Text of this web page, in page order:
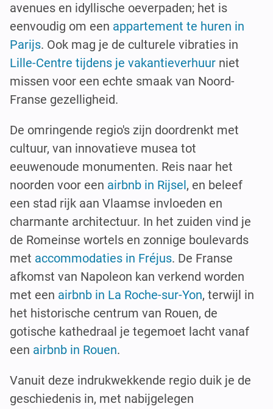
avenues en idyllische oeverpaden; het is
eenvoudig om een appartement te huren in
Parijs. Ook mag je de culturele vibraties in
Lille-Centre tijdens je vakantieverhuur niet
missen voor een echte smaak van Noord-
Franse gezelligheid.
De omringende regio's zijn doordrenkt met
cultuur, van innovatieve musea tot
eeuwenoude monumenten. Reis naar het
noorden voor een airbnb in Rijsel, en beleef
een stad rijk aan Vlaamse invloeden en
charmante architectuur. In het zuiden vind je
de Romeinse wortels en zonnige boulevards
met accommodaties in Fréjus. De Franse
afkomst van Napoleon kan verkend worden
met een airbnb in La Roche-sur-Yon, terwijl in
het historische centrum van Rouen, de
gotische kathedraal je tegemoet lacht vanaf
een airbnb in Rouen.
Vanuit deze indrukwekkende regio duik je de
geschiedenis in, met nabijgelegen